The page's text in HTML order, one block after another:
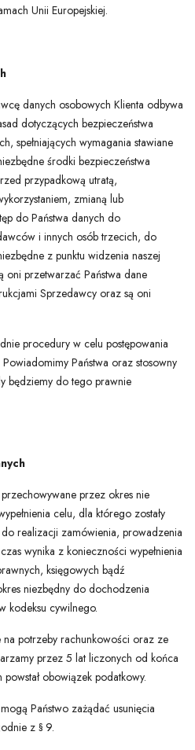
Unii Europejskiej.
danych osobowych Klienta odbywa
dotyczących bezpieczeństwa
spełniających wymagania stawiane
środki bezpieczeństwa
przypadkową utratą,
zmianą lub
do Państwa danych do
i innych osób trzecich, do
z punktu widzenia naszej
oni przetwarzać Państwa dane
Sprzedawcy oraz są oni
procedury w celu postępowania
Państwa oraz stosowny
będziemy do tego prawnie
przez okres nie
celu, dla którego zostały
realizacji zamówienia, prowadzenia
wynika z konieczności wypełnienia
księgowych bądź
niezbędny do dochodzenia
kodeksu cywilnego.
potrzeby rachunkowości oraz ze
przez 5 lat liczonych od końca
obowiązek podatkowy.
Państwo zażądać usunięcia
z § 9.